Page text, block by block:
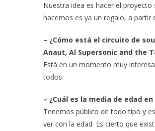
Nuestra idea es hacer el
hacemos es ya un regalo, a partir
– ¿Cómo está el circuito de
Anaut, Al Supersonic and the
Está en un momento muy
todos.
– ¿Cuál es la media de edad
Tenemos público de todo tipo y
ver con la edad. Es cierto que